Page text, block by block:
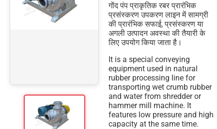
गोंद पंप प्राकृतिक रबर प्रारंभिक
प्रसंस्करण उपकरण लाइन में सामग्री
की प्रारंभिक सफाई, प्रसंस्करण या
अगली उत्पादन अवस्था की तैयारी के
लिए उपयोग किया जाता है।
It is a special conveying
equipment used in natural
rubber processing line for
transporting wet crumb rubber
and water from shredder or
hammer mill machine. It
features low pressure and high
capacity at the same time.